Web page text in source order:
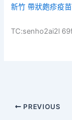
新竹 帶狀皰疹疫苗
TC:senho2ai2l
PREVIOUS